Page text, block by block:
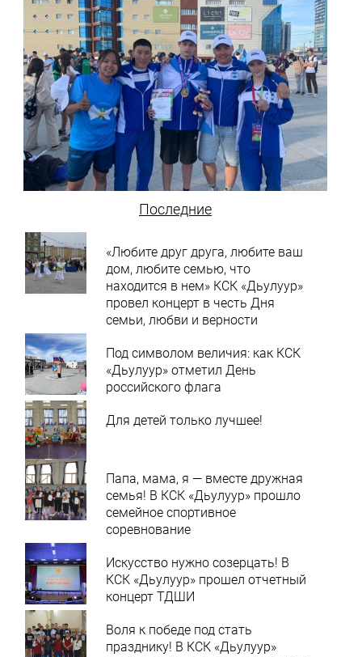
Последние
«Любите друг друга, любите ваш
дом, любите семью, что
находится в нем» КСК «Дьулуур»
провел концерт в честь Дня
семьи, любви и верности
Под символом величия: как КСК
«Дьулуур» отметил День
российского флага
Для детей только лучшее!
Папа, мама, я — вместе дружная
семья! В КСК «Дьулуур» прошло
семейное спортивное
соревнование
Искусство нужно созерцать! В
КСК «Дьулуур» прошел отчетный
концерт ТДШИ
Воля к победе под стать
празднику! В КСК «Дьулуур»